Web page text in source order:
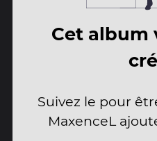
Cet album
Suivez le pour
MaxenceL